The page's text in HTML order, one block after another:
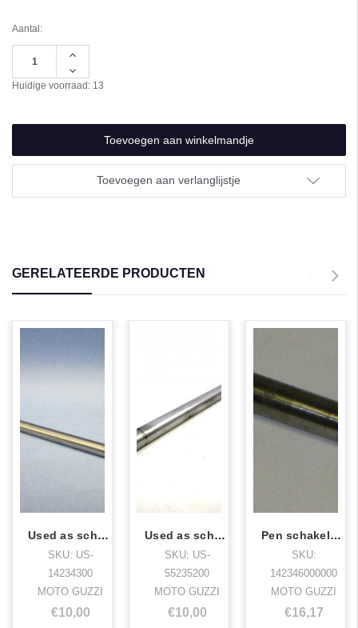
Aantal:
Hoeveelheid
van
undefined
Hoeveelheid
verlagen
van
Huidige voorraad: 13
Toevoegen aan verlanglijstje
GERELATEERDE PRODUCTEN
Used as schakelwals
SKU: US-
14234300
MOTO GUZZI
€10,00
Used as schakelwals stornello 125
SKU: US-
55235200
MOTO GUZZI
€10,00
Pen schakelwals
SKU:
142346000000
MOTO GUZZI
€16,17